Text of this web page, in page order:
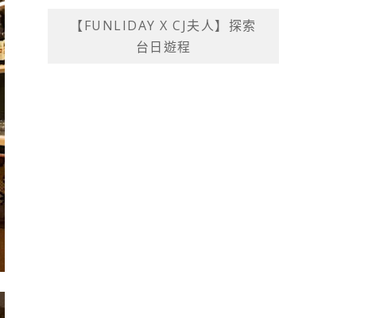
【FUNLIDAY X CJ夫人】探索
台日遊程